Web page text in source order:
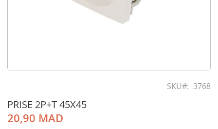
SKU 3768
PRISE 2P+T 45X45
20,90 MAD
beginning
of
the